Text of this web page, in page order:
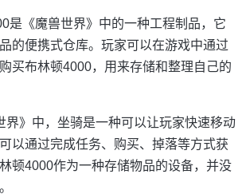
是《魔兽世界》中的一种工程制品，它
的便携式仓库。玩家可以在游戏中通过
买布林顿4000，用来存储和整理自己的
界》中，坐骑是一种可以让玩家快速移动
以通过完成任务、购买、掉落等方式获
顿4000作为一种存储物品的设备，并没